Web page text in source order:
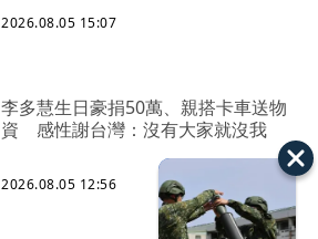
2026.08.05 15:07
李多慧生日豪捐50萬、親搭卡車送物
資 感性謝台灣：沒有大家就沒我
2026.08.05 12:56